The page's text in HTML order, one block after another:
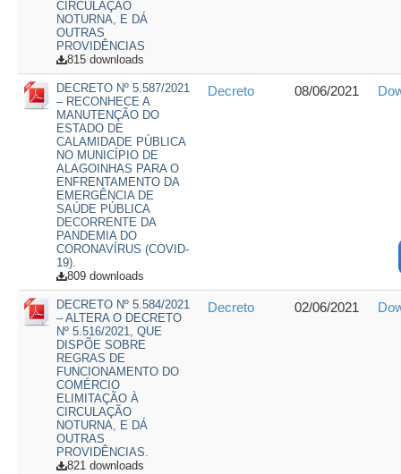
CIRCULAÇÃO
NOTURNA, E DÁ
OUTRAS
PROVIDÊNCIAS
815 downloads
DECRETO Nº 5.587/2021
– RECONHECE A
MANUTENÇÃO DO
ESTADO DE
CALAMIDADE PÚBLICA
NO MUNICÍPIO DE
ALAGOINHAS PARA O
ENFRENTAMENTO DA
EMERGÊNCIA DE
SAÚDE PÚBLICA
DECORRENTE DA
PANDEMIA DO
CORONAVÍRUS (COVID-
19).
809 downloads
Decreto 08/06/2021
DECRETO Nº 5.584/2021
– ALTERA O DECRETO
Nº 5.516/2021, QUE
DISPÕE SOBRE
REGRAS DE
FUNCIONAMENTO DO
COMÉRCIO
ELIMITAÇÃO À
CIRCULAÇÃO
NOTURNA, E DÁ
OUTRAS
PROVIDÊNCIAS.
821 downloads
Decreto 02/06/2021